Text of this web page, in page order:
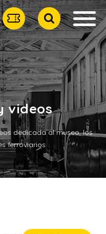
videos
dedicada al museo, los
ferroviarios.